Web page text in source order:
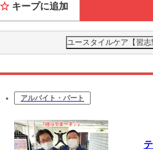
キープに追加
ユースタイルケア【習
アルバイト・パート